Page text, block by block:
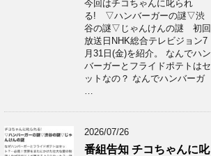
今回はチコちゃんに叱られ
る! ▽ハンバーガーの謎▽渋
谷の謎▽じゃんけんの謎 初回
放送日NHK総合テレビジョン7
月31日(金)を紹介。 なんでハン
バーガーとフライドポテトはセ
ットなの？ なんでハンバーガ
…
2026/07/26
番組告知 チコちゃんに叱